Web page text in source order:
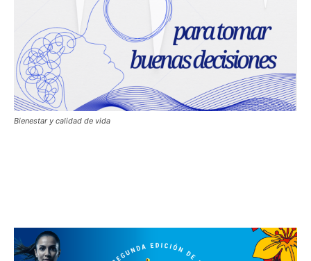
Bienestar y calidad de vida